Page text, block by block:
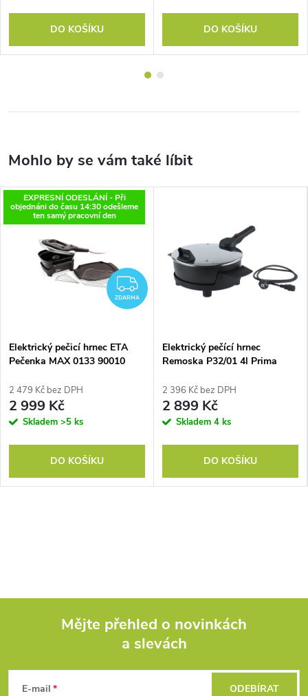
DO KOŠÍKU DO KOŠÍKU
EXPRESNÍ ODESLÁNÍ - Při
objednáni do času 14:30 odešleme
ten samý pracovní den
ZDARMA
ZDARMA
Elektrický pečicí hrnec ETA
Pečenka MAX 0133 90010
2 479 Kč bez DPH
2 999 Kč
Skladem >5 ks
DO KOŠÍKU
Elektrický pečící hrnec
Remoska P32/01 4l Prima
2 396 Kč bez DPH
2 899 Kč
Skladem 4 ks
DO KOŠÍKU
Mějte přehled o novinkách
a slevách
E-mail ODEBÍRAT